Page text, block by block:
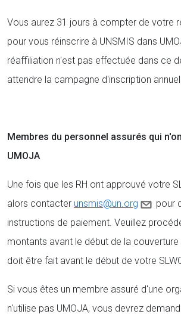
Vous aurez 31 jours à compter de votre
pour vous réinscrire à UNSMIS dans
réaffiliation n'est pas effectuée dans ce
attendre la campagne d'inscription
Membres du personnel assurés qui
UMOJA
Une fois que les RH ont approuvé votre
alors contacter unsmis@un.org
pour
instructions de paiement. Veuillez
montants avant le début de la couverture
doit être fait avant le début de votre
Si vous êtes un membre assuré d'une
n'utilise pas UMOJA, vous devrez